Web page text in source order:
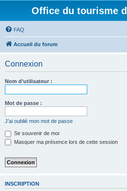
Office du tourisme
FAQ
Accueil du forum
Connexion
Nom d’utilisateur :
Mot de passe :
J’ai oublié mon mot de passe
Se souvenir de moi
Masquer ma présence lors de cette session
INSCRIPTION